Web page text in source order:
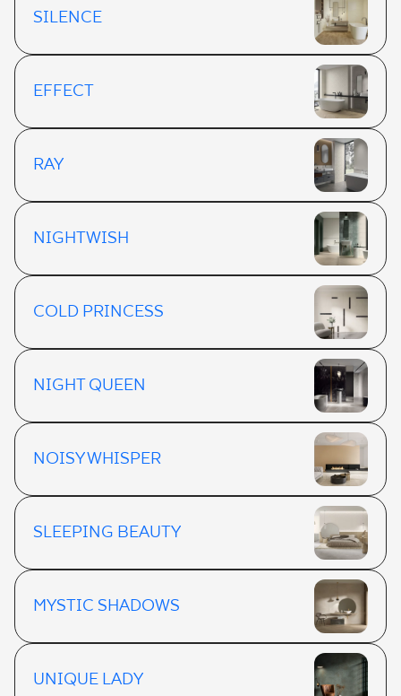
SILENCE
EFFECT
RAY
NIGHTWISH
COLD PRINCESS
NIGHT QUEEN
NOISY WHISPER
SLEEPING BEAUTY
MYSTIC SHADOWS
UNIQUE LADY